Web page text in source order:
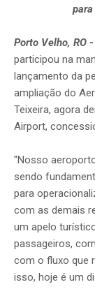
Porto Velho, RO -
participou na
lançamento da
ampliação do
Teixeira, agora
Airport,
"Nosso
sendo
para
com as demais
um apelo
passageiros,
com o fluxo que
isso, hoje é um